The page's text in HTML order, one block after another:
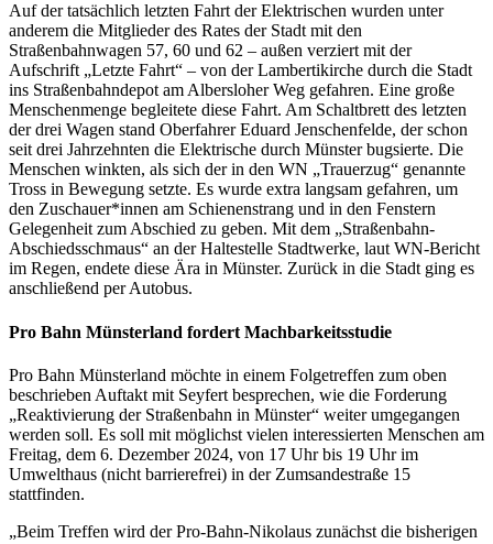
Auf der tatsächlich letzten Fahrt der Elektrischen wurden unter
anderem die Mitglieder des Rates der Stadt mit den
Straßenbahnwagen 57, 60 und 62 – außen verziert mit der
Aufschrift „Letzte Fahrt“ – von der Lambertikirche durch die Stadt
ins Straßenbahndepot am Albersloher Weg gefahren. Eine große
Menschenmenge begleitete diese Fahrt. Am Schaltbrett des letzten
der drei Wagen stand Oberfahrer Eduard Jenschenfelde, der schon
seit drei Jahrzehnten die Elektrische durch Münster bugsierte. Die
Menschen winkten, als sich der in den WN „Trauerzug“ genannte
Tross in Bewegung setzte. Es wurde extra langsam gefahren, um
den Zuschauer*innen am Schienenstrang und in den Fenstern
Gelegenheit zum Abschied zu geben. Mit dem „Straßenbahn-
Abschiedsschmaus“ an der Haltestelle Stadtwerke, laut WN-Bericht
im Regen, endete diese Ära in Münster. Zurück in die Stadt ging es
anschließend per Autobus.
Pro Bahn Münsterland fordert Machbarkeitsstudie
Pro Bahn Münsterland möchte in einem Folgetreffen zum oben
beschrieben Auftakt mit Seyfert besprechen, wie die Forderung
„Reaktivierung der Straßenbahn in Münster“ weiter umgegangen
werden soll. Es soll mit möglichst vielen interessierten Menschen am
Freitag, dem 6. Dezember 2024, von 17 Uhr bis 19 Uhr im
Umwelthaus (nicht barrierefrei) in der Zumsandestraße 15
stattfinden.
„Beim Treffen wird der Pro-Bahn-Nikolaus zunächst die bisherigen